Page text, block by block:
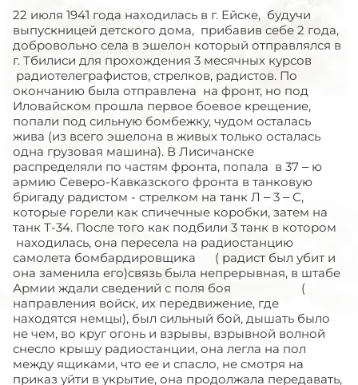
22 июля 1941 года находилась в г. Ейске, будучи
выпускницей детского дома, прибавив себе 2 года,
добровольно села в эшелон который отправлялся в
г. Тбилиси для прохождения 3 месячных курсов
радиотелеграфистов, стрелков, радистов. По
окончанию была отправлена на фронт, но под
Иловайском прошла первое боевое крещение,
попали под сильную бомбежку, чудом осталась
жива (из всего эшелона в живых только осталась
одна грузовая машина). В Лисичанске
распределяли по частям фронта, попала в 37 – ю
армию Северо-Кавказского фронта в танковую
бригаду радистом - стрелком на танк Л – 3 – С,
которые горели как спичечные коробки, затем на
танк Т-34. После того как подбили 3 танк в котором
находилась, она пересела на радиостанцию
самолета бомбардировщика ( радист был убит и
она заменила его)связь была непрерывная, в штабе
Армии ждали сведений с поля боя (
направления войск, их передвижение, где
находятся немцы), был сильный бой, дышать было
не чем, во круг огонь и взрывы, взрывной волной
снесло крышу радиостанции, она легла на пол
между ящиками, что ее и спасло, не смотря на
приказ уйти в укрытие, она продолжала передавать,